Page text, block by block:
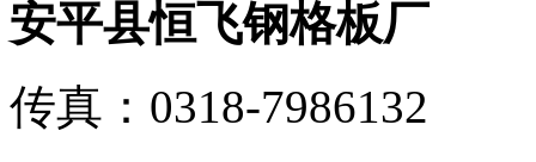
安平县恒飞钢格板厂
传真：0318-7986132